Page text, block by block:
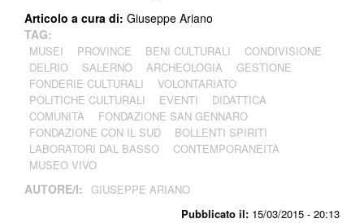
Pubblicato il: 15/03/2015 - 20:13
Articolo a cura di: Giuseppe Ariano
TAG:
MUSEI PROVINCE BENI CULTURALI
CONDIVISIONE
DELRIO
SALERNO ARCHEOLOGIA
GESTIONE
FONDERIE CULTURALI
VOLONTARIATO
POLITICHE CULTURALI
EVENTI
DIDATTICA
COMUNITÀ
FONDAZIONE SAN GENNARO
FONDAZIONE CON IL SUD
BOLLENTI SPIRITI
LABORATORI DAL BASSO
CONTEMPORANEITÀ
MUSEO VIVO
AUTORE/I: GIUSEPPE ARIANO